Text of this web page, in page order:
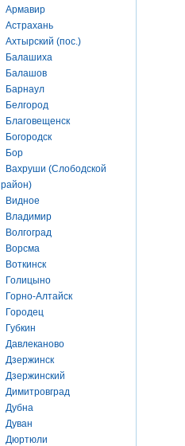
Армавир
Астрахань
Ахтырский (пос.)
Балашиха
Балашов
Барнаул
Белгород
Благовещенск
Богородск
Бор
Вахруши (Слободской
район)
Видное
Владимир
Волгоград
Ворсма
Воткинск
Голицыно
Горно-Алтайск
Городец
Губкин
Давлеканово
Дзержинск
Дзержинский
Димитровград
Дубна
Дуван
Дюртюли